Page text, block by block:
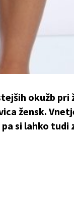
okužb pri
žensk.
si lahko